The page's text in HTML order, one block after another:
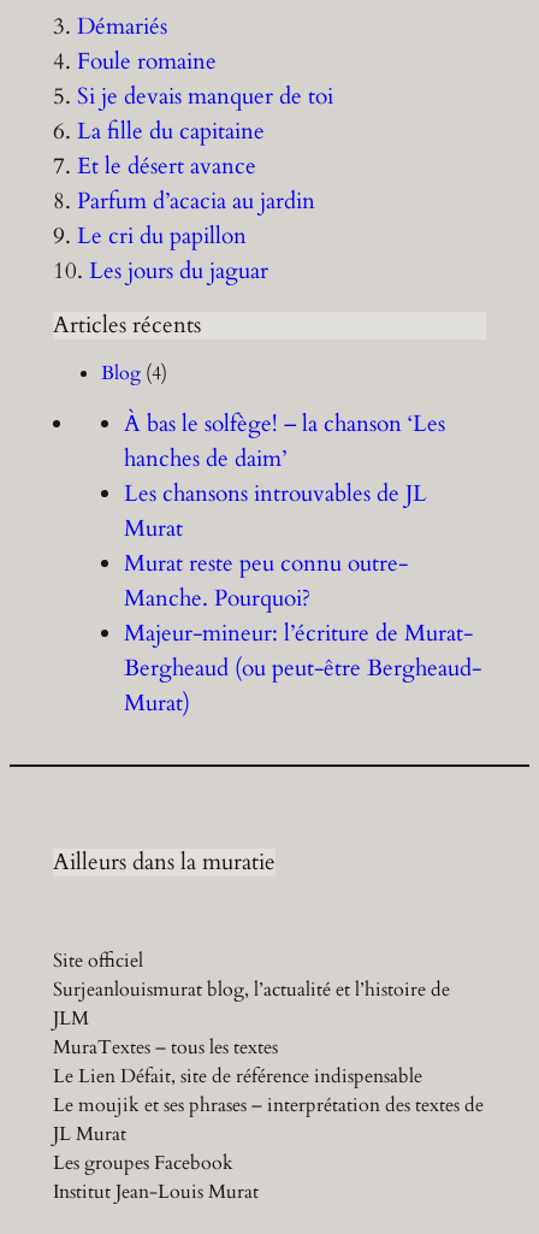
3. Démariés
4. Foule romaine
5. Si je devais manquer de toi
6. La fille du capitaine
7. Et le désert avance
8. Parfum d’acacia au jardin
9. Le cri du papillon
10. Les jours du jaguar
Articles récents
Blog(4)
À bas le solfège! – la chanson ‘Les
hanches de daim’
Les chansons introuvables de JL
Murat
Murat reste peu connu outre-
Manche. Pourquoi?
Majeur-mineur: l’écriture de Murat-
Bergheaud (ou peut-être Bergheaud-
Murat)
Ailleurs dans la muratie
Site officiel
Surjeanlouismurat blog, l’actualité et l’histoire de
JLM
MuraTextes – tous les textes
Le Lien Défait, site de référence indispensable
Le moujik et ses phrases – interprétation des textes de
JL Murat
Les groupes Facebook
Institut Jean-Louis Murat